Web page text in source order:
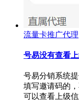
流量卡推广代理
号易没有查看
号易分销系统
填写邀请码的
可以查看上级